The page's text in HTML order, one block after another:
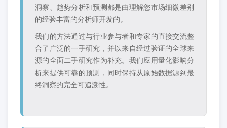
洞察、趋势分析和预测都是由理解您市场细微差别
的经验丰富的分析师开发的。
我们的方法通过与行业参与者和专家的直接交流整
合了广泛的一手研究，并以来自经过验证的全球来
源的全面二手研究作为补充。我们应用量化影响分
析来提供可靠的预测，同时保持从原始数据源到最
终洞察的完全可追溯性。